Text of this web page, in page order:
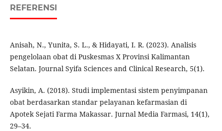
REFERENSI
Anisah, N., Yunita, S. L., & Hidayati, I. R. (2023). Analisis
pengelolaan obat di Puskesmas X Provinsi Kalimantan
Selatan. Journal Syifa Sciences and Clinical Research, 5(1).
Asyikin, A. (2018). Studi implementasi sistem penyimpanan
obat berdasarkan standar pelayanan kefarmasian di
Apotek Sejati Farma Makassar. Jurnal Media Farmasi, 14(1),
29–34.